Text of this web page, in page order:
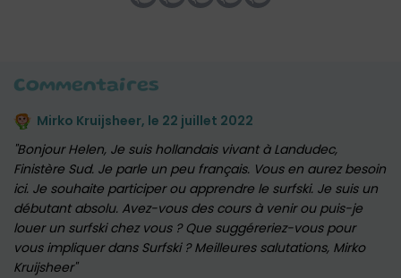
Commentaires
Mirko Kruijsheer, le 22 juillet 2022
Bonjour Helen, Je suis hollandais vivant à Landudec,
Finistère Sud. Je parle un peu français. Vous en aurez besoin
ici. Je souhaite participer ou apprendre le surfski. Je suis un
débutant absolu. Avez-vous des cours à venir ou puis-je
louer un surfski chez vous ? Que suggéreriez-vous pour
vous impliquer dans Surfski ? Meilleures salutations, Mirko
Kruijsheer